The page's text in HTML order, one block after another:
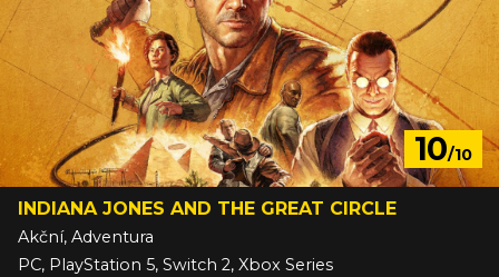
10/10
INDIANA JONES AND THE GREAT CIRCLE
Akční, Adventura
PC, PlayStation 5, Switch 2, Xbox Series